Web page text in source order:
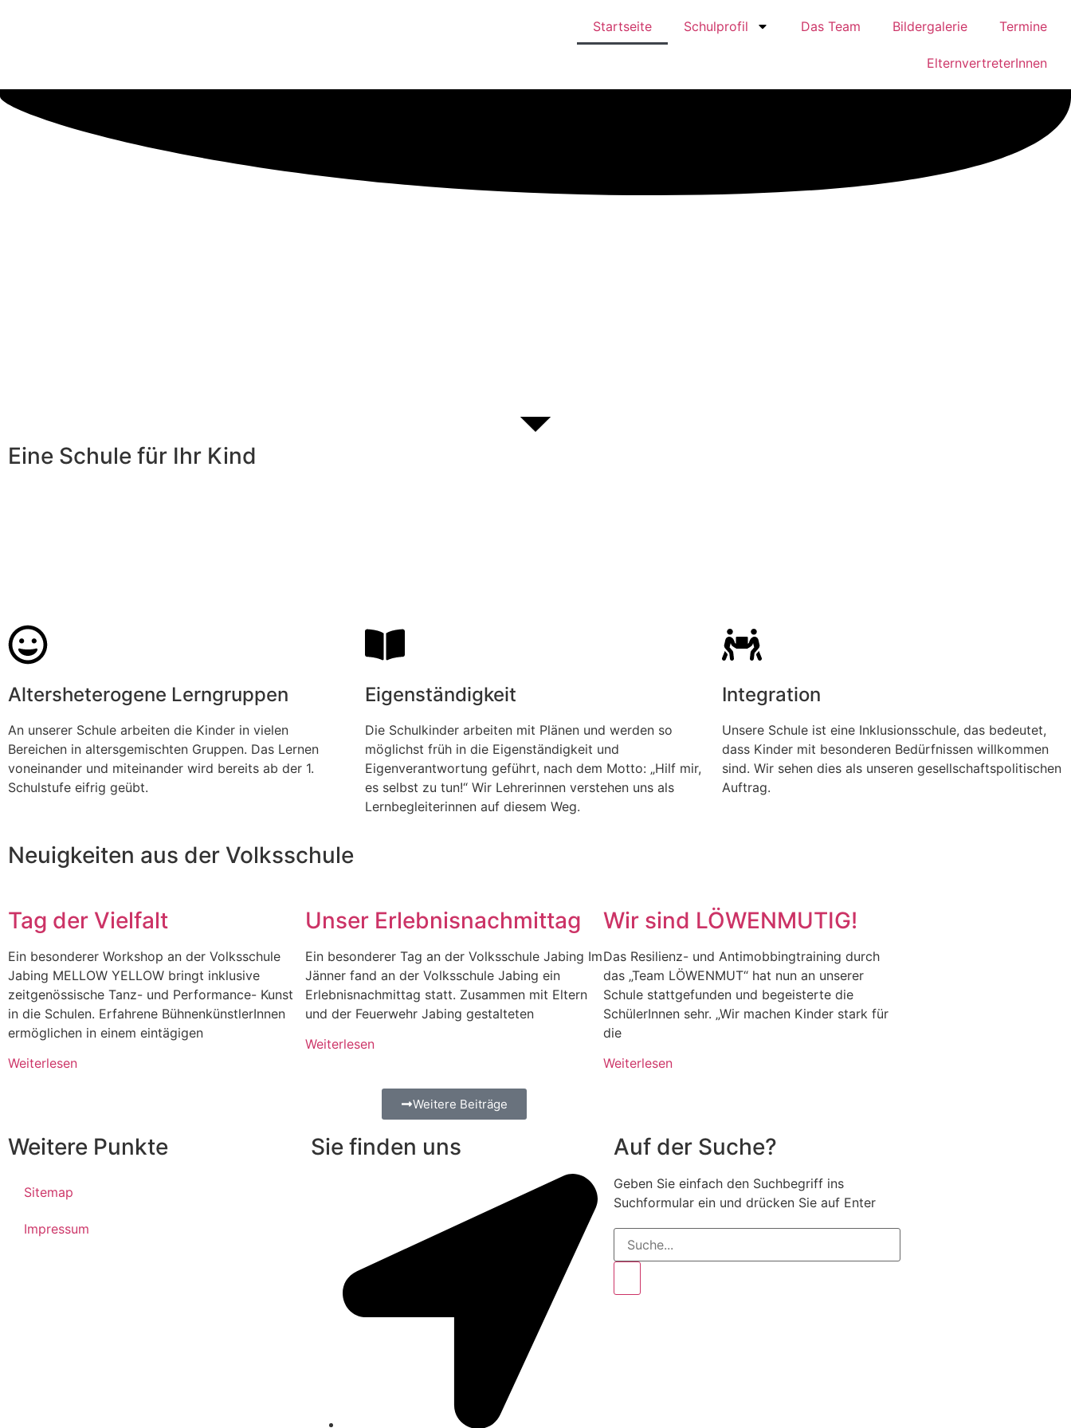
Startseite Schulprofil Das Team Bildergalerie Termine
ElternvertreterInnen
Eine Schule für Ihr Kind
Altersheterogene Lerngruppen
An unserer Schule arbeiten die Kinder in vielen
Bereichen in altersgemischten Gruppen. Das Lernen
voneinander und miteinander wird bereits ab der 1.
Schulstufe eifrig geübt.
Eigenständigkeit
Die Schulkinder arbeiten mit Plänen und werden so
möglichst früh in die Eigenständigkeit und
Eigenverantwortung geführt, nach dem Motto: „Hilf mir,
es selbst zu tun!“ Wir Lehrerinnen verstehen uns als
Lernbegleiterinnen auf diesem Weg.
Integration
Unsere Schule ist eine Inklusionsschule, das bedeutet,
dass Kinder mit besonderen Bedürfnissen willkommen
sind. Wir sehen dies als unseren gesellschaftspolitischen
Auftrag.
Neuigkeiten aus der Volksschule
Tag der Vielfalt
Ein besonderer Workshop an der Volksschule
Jabing MELLOW YELLOW bringt inklusive
zeitgenössische Tanz- und Performance- Kunst
in die Schulen. Erfahrene BühnenkünstlerInnen
ermöglichen in einem eintägigen
Weiterlesen
Unser Erlebnisnachmittag
Ein besonderer Tag an der Volksschule Jabing Im
Jänner fand an der Volksschule Jabing ein
Erlebnisnachmittag statt. Zusammen mit Eltern
und der Feuerwehr Jabing gestalteten
Weiterlesen
Wir sind LÖWENMUTIG!
Das Resilienz- und Antimobbingtraining durch
das „Team LÖWENMUT“ hat nun an unserer
Schule stattgefunden und begeisterte die
SchülerInnen sehr. „Wir machen Kinder stark für
die
Weiterlesen
Weitere Beiträge
Weitere Punkte
Sitemap
Impressum
Sie finden uns Auf der Suche?
Geben Sie einfach den Suchbegriff ins
Suchformular ein und drücken Sie auf Enter